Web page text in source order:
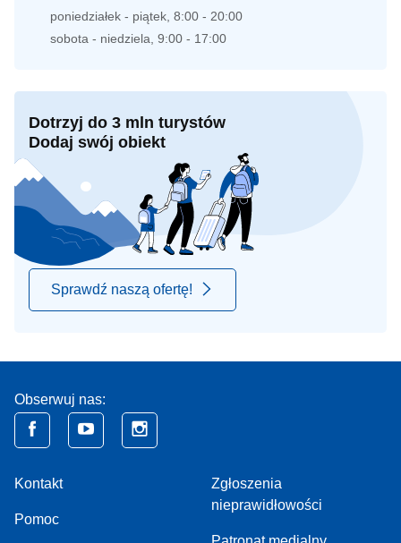
poniedziałek - piątek, 8:00 - 20:00
sobota - niedziela, 9:00 - 17:00
Dotrzyj do 3 mln turystów
Dodaj swój obiekt
Sprawdź naszą ofertę!
Obserwuj nas:
Kontakt
Pomoc
Zgłoszenia
nieprawidłowości